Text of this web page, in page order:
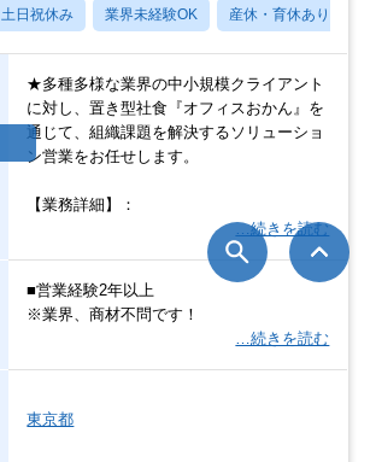
土日祝休み 業界未経験OK 産休・育休あり
★多種多様な業界の中小規模クライアント
に対し、置き型社食『オフィスおかん』を
通じて、組織課題を解決するソリューショ
ン営業をお任せします。
【業務詳細】：
…続きを読む
■営業経験2年以上
※業界、商材不問です！
…続きを読む
東京都